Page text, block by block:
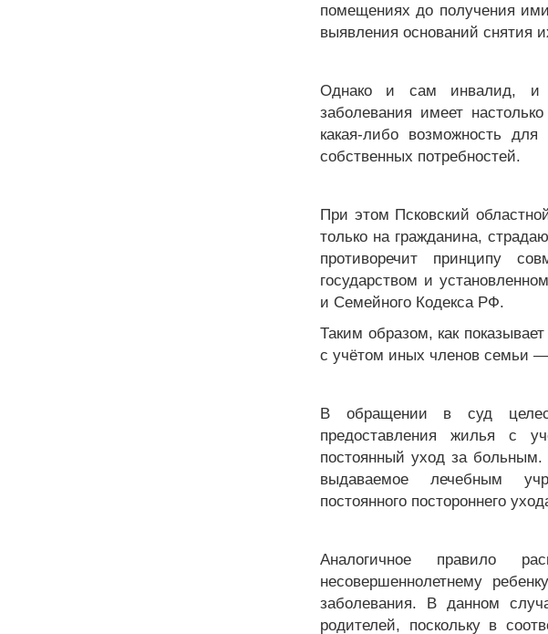
помещениях до получения
выявления оснований снятия
Однако и сам инвалид, и
заболевания имеет
какая-либо возможность для
собственных потребностей.
При этом Псковский
только на гражданина,
противоречит принципу
государством и
и Семейного Кодекса РФ.
Таким образом, как
с учётом иных членов семьи
В обращении в суд
предоставления жилья с
постоянный уход за больным.
выдаваемое лечебным
постоянного постороннего
Аналогичное правило
несовершеннолетнему
заболевания. В данном
родителей, поскольку в